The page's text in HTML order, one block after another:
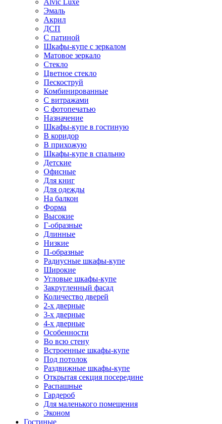
Alvic Luxe
Эмаль
Акрил
ДСП
С патиной
Шкафы-купе с зеркалом
Матовое зеркало
Стекло
Цветное стекло
Пескоструй
Комбинированные
С витражами
С фотопечатью
Назначение
Шкафы-купе в гостиную
В коридор
В прихожую
Шкафы-купе в спальню
Детские
Офисные
Для книг
Для одежды
На балкон
Форма
Высокие
Г-образные
Длинные
Низкие
П-образные
Радиусные шкафы-купе
Широкие
Угловые шкафы-купе
Закругленный фасад
Количество дверей
2-х дверные
3-х дверные
4-х дверные
Особенности
Во всю стену
Встроенные шкафы-купе
Под потолок
Раздвижные шкафы-купе
Открытая секция посередине
Распашные
Гардероб
Для маленького помещения
Эконом
Гостиные